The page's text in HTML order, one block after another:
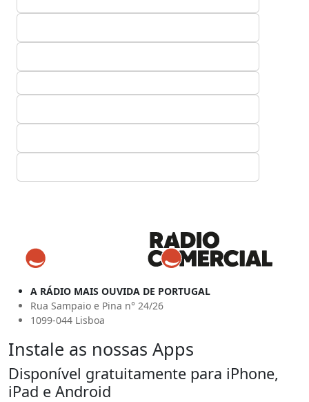
A RÁDIO MAIS OUVIDA DE PORTUGAL
Rua Sampaio e Pina n° 24/26
1099-044 Lisboa
Instale as nossas Apps
Disponível gratuitamente para iPhone,
iPad e Android